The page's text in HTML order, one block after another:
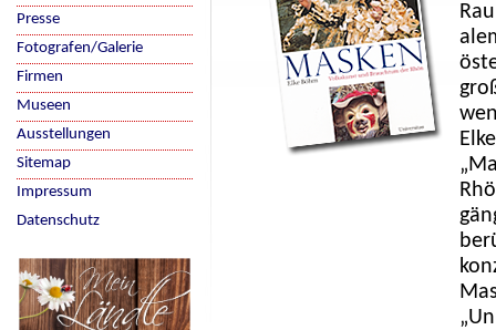
Presse
Fotografen/Galerie
Firmen
Museen
Ausstellungen
Sitemap
Impressum
Datenschutz